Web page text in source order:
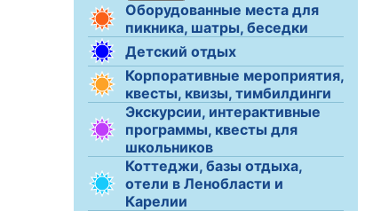
Оборудованные места для
пикника, шатры, беседки
Детский отдых
Корпоративные мероприятия,
квесты, квизы, тимбилдинги
Экскурсии, интерактивные
программы, квесты для
школьников
Коттеджи, базы отдыха,
отели в Ленобласти и
Карелии